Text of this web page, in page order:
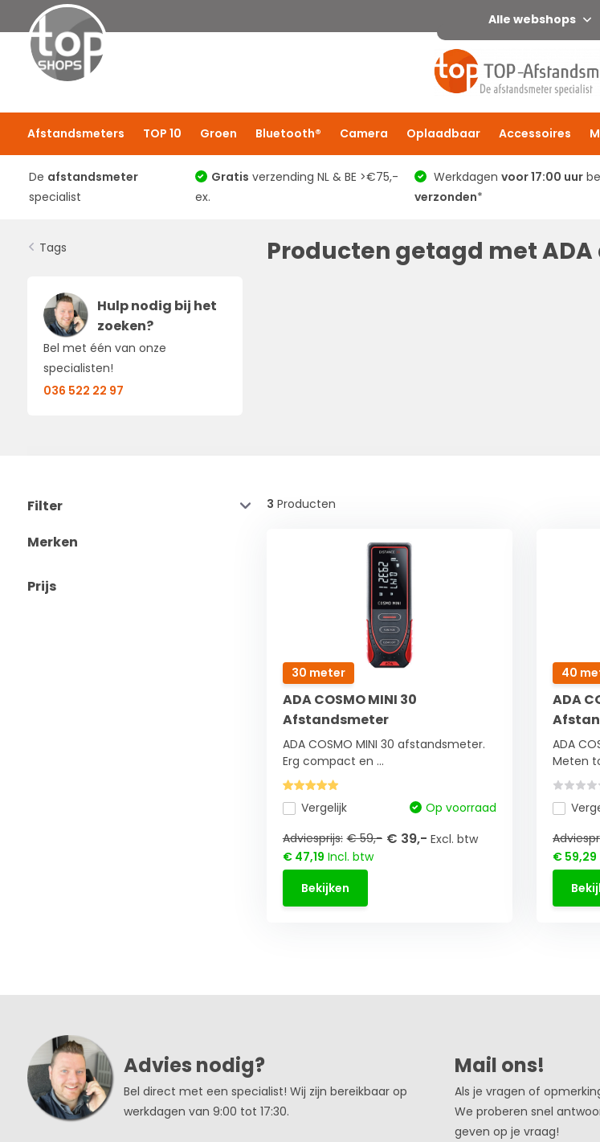
Alle webshops
Afstandsmeters TOP 10 Groen Bluetooth® Camera Oplaadbaar Accessoires
De afstandsmeter
specialist
Gratis verzending NL & BE >€75,-
ex.
Werkdagenvoor 17:00 uur
verzonden*
Tags
Hulp nodig bij het
zoeken?
Bel met één van onze
specialisten!
036 522 22 97
Producten getagd met
Filter
Merken
Prijs
3 Producten
30 meter
ADA COSMO MINI 30
Afstandsmeter
ADA COSMO MINI 30 afstandsmeter.
Erg compact en ...
Vergelijk
Op voorraad
Adviesprijs: € 59,- € 39,- Excl. btw
€ 47,19 Incl. btw
Bekijken
40
ADA
ADA
Meten
€ 59,29
Advies nodig?
Bel direct met een specialist! Wij zijn bereikbaar op
werkdagen van 9:00 tot 17:30.
Mail ons!
Als je vragen of
We proberen snel
geven op je vraag!